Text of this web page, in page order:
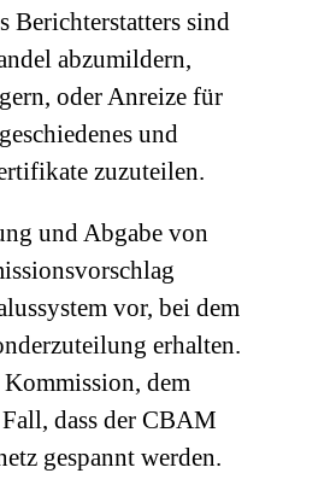
Berichterstatters sind
abzumildern,
oder Anreize für
und
zuzuteilen.
und Abgabe von
vor, bei dem
erhalten.
dem
dass der CBAM
gespannt werden.